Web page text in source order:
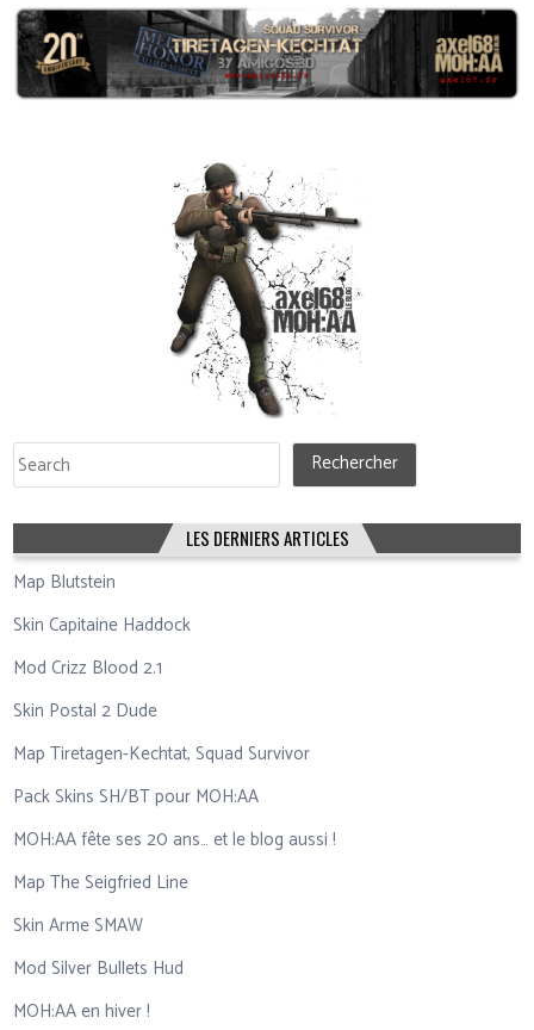
Rechercher Rechercher
LES DERNIERS ARTICLES
Map Blutstein
Skin Capitaine Haddock
Mod Crizz Blood 2.1
Skin Postal 2 Dude
Map Tiretagen-Kechtat, Squad Survivor
Pack Skins SH/BT pour MOH:AA
MOH:AA fête ses 20 ans… et le blog aussi !
Map The Seigfried Line
Skin Arme SMAW
Mod Silver Bullets Hud
MOH:AA en hiver !